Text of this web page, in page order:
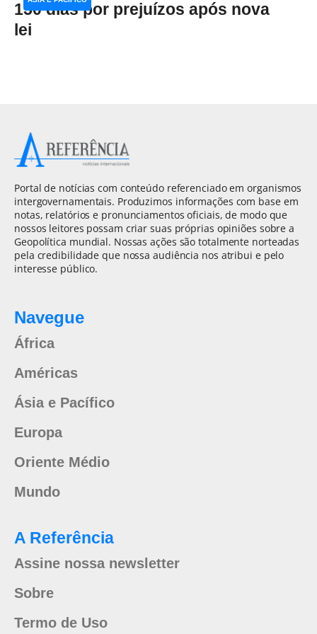
150 dias por prejuízos após nova
lei
Portal de notícias com conteúdo referenciado em organismos
intergovernamentais. Produzimos informações com base em
notas, relatórios e pronunciamentos oficiais, de modo que
nossos leitores possam criar suas próprias opiniões sobre a
Geopolítica mundial. Nossas ações são totalmente norteadas
pela credibilidade que nossa audiência nos atribui e pelo
interesse público.
Navegue
África
Américas
Ásia e Pacífico
Europa
Oriente Médio
Mundo
A Referência
Assine nossa newsletter
Sobre
Termo de Uso